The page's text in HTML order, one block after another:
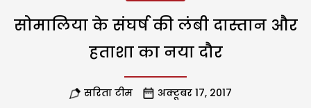
सोमालिया के संघर्ष की लंबी दास्तान और
हताशा का नया दौर
सरिता टीम अक्टूबर 17, 2017